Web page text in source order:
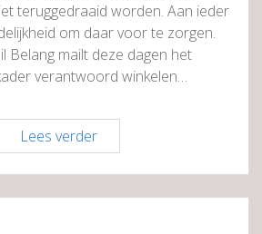
teruggedraaid worden. Aan ieder
om daar voor te zorgen.
Belang mailt deze dagen het
verantwoord winkelen…
Lees verderAfsprakenkader
verantwoord
winkelen